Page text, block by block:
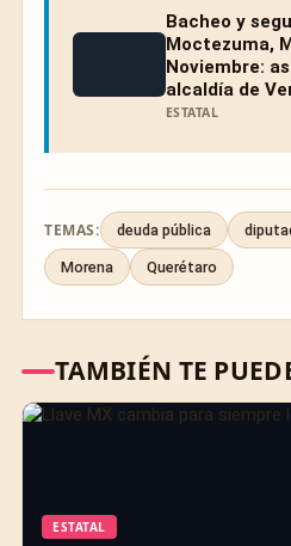
Bacheo y
Moctezuma,
Noviembre:
alcaldía de
ESTATAL
TEMAS: deuda pública
Morena Querétaro
TAMBIÉN TE
ESTATAL